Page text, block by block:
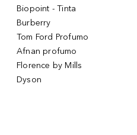
Biopoint - Tinta
Burberry
Tom Ford Profumo
Afnan profumo
Florence by Mills
Dyson